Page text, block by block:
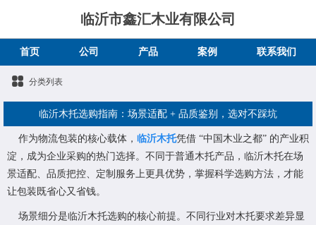
临沂市鑫汇木业有限公司
首页 公司 产品 案例 联系我们
分类列表
临沂木托选购指南：场景适配 + 品质鉴别，选对不踩坑
作为物流包装的核心载体， 临沂木托凭借 “中国木业之都” 的产业积
淀，成为企业采购的热门选择。不同于普通木托产品，临沂木托在场
景适配、品质把控、定制服务上更具优势，掌握科学选购方法，才能
让包装既省心又省钱。
场景细分是临沂木托选购的核心前提。不同行业对木托要求差异显